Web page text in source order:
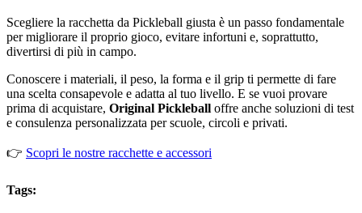
Scegliere la racchetta da Pickleball giusta è un passo fondamentale
per migliorare il proprio gioco, evitare infortuni e, soprattutto,
divertirsi di più in campo.
Conoscere i materiali, il peso, la forma e il grip ti permette di fare
una scelta consapevole e adatta al tuo livello. E se vuoi provare
prima di acquistare, Original Pickleball offre anche soluzioni di test
e consulenza personalizzata per scuole, circoli e privati.
👉 Scopri le nostre racchette e accessori
Tags: